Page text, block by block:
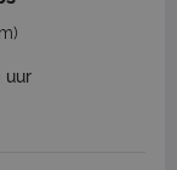
uur